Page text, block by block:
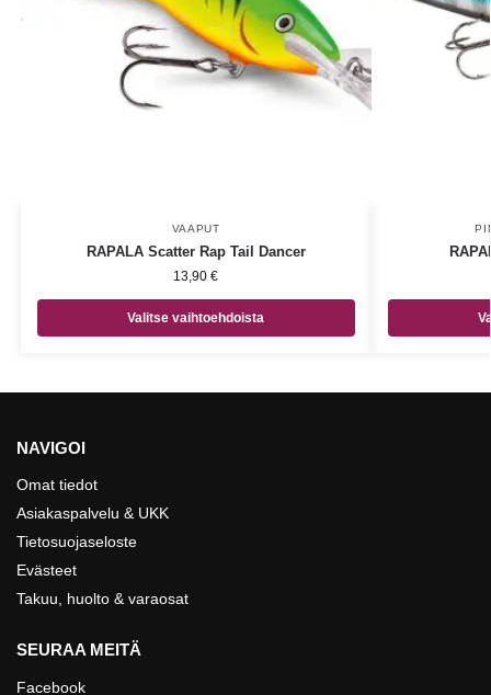
VAAPUT
RAPALA Scatter Rap Tail Dancer
13,90€
Valitse vaihtoehdoista
NAVIGOI
Omat tiedot
Asiakaspalvelu & UKK
Tietosuojaseloste
Evästeet
Takuu, huolto & varaosat
SEURAA MEITÄ
Facebook